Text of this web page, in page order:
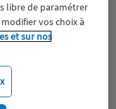
Jeunesse
libre de paramétrer
vos choix à
et sur nos